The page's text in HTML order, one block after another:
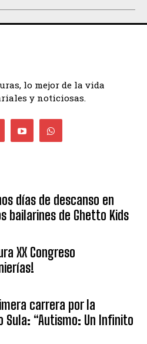
lo mejor de la vida
y noticiosas.
días de descanso en
bailarines de Ghetto Kids
XX Congreso
carrera por la
Sula: “Autismo: Un Infinito